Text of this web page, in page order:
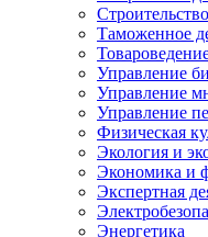
Таможенное
Управление
Управление
Управление
Физическая
Экология и
Экономика и
Экспертная
Энергетика